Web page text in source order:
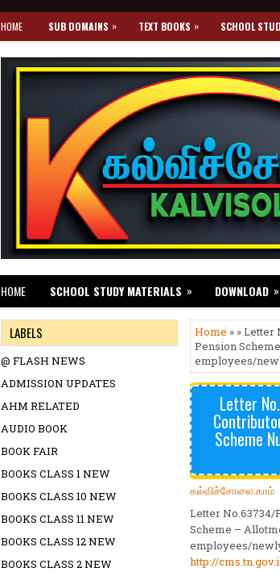
HOME SUB DOMAINS » TEXT BOOKS » SCHOOL
HOME SCHOOL STUDY MATERIALS » DOWNLOAD »
Home » » Letter
Pension
employees/
Letter
Scheme
கல்விச்சோலை.காம்
Letter No.63734/
Scheme –
employees/
http://
LABELS
@ FLASH NEWS
ADMISSION UPDATES
AHM RELATED
AUDIO BOOK
BOOK FAIR
BOOKS CLASS 1 NEW
BOOKS CLASS 10 NEW
BOOKS CLASS 11 NEW
BOOKS CLASS 12 NEW
BOOKS CLASS 2 NEW